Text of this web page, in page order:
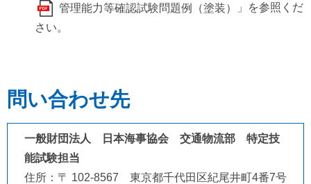
管理能力等確認試験問題例（塗装）
」を参照くだ
さい。
問い合わせ先
一般財団法人 日本海事協会 交通物流部 特定技
能試験担当
住所：〒 102-8567 東京都千代田区紀尾井町4番7号